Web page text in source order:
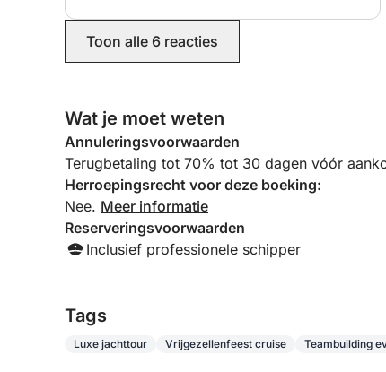
Toon alle 6 reacties
Wat je moet weten
Annuleringsvoorwaarden
Terugbetaling tot 70% tot 30 dagen vóór
Herroepingsrecht voor deze boeking:
Nee. Meer informatie
Reserveringsvoorwaarden
Inclusief professionele schipper
Tags
Luxe jachttour Vrijgezellenfeest cruise Teambuilding